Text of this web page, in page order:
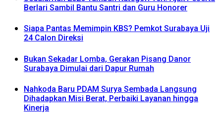
Berlari Sambil Bantu Santri dan Guru Honorer
Siapa Pantas Memimpin KBS? Pemkot Surabaya Uji
24 Calon Direksi
Bukan Sekadar Lomba, Gerakan Pisang Danor
Surabaya Dimulai dari Dapur Rumah
Nahkoda Baru PDAM Surya Sembada Langsung
Dihadapkan Misi Berat, Perbaiki Layanan hingga
Kinerja